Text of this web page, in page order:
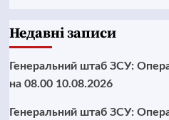
Недавні записи
Генеральний штаб ЗСУ:
на 08.00 10.08.2026
Генеральний штаб ЗСУ: